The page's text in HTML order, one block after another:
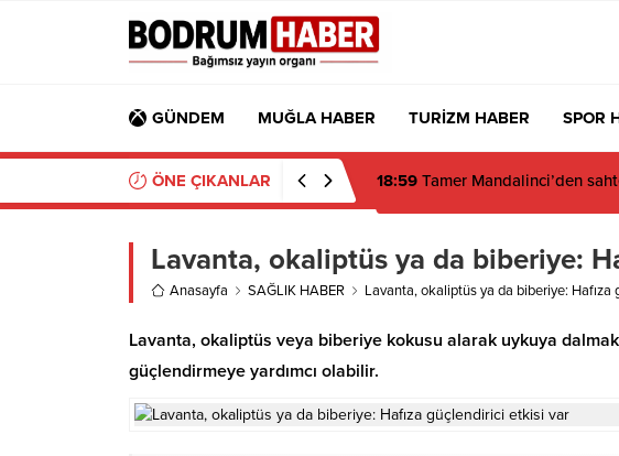
GÜNDEM MUĞLA HABER TURİZM HABER SPOR
ÖNE ÇIKANLAR 18:59 Tamer Mandalinci’den
Lavanta, okaliptüs ya da biberiye:
Anasayfa SAĞLIK HABER Lavanta, okaliptüs ya da biberiye:
Lavanta, okaliptüs veya biberiye kokusu alarak uykuya
güçlendirmeye yardımcı olabilir.